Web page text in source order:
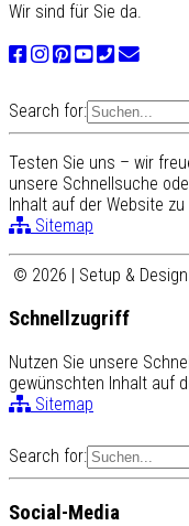
Wir sind für Sie da.
Search for:
Testen Sie uns – wir
unsere Schnellsuche
Inhalt auf der Website
Sitemap
© 2026 | Setup &
Schnellzugriff
Nutzen Sie unsere
gewünschten Inhalt auf
Sitemap
Search for:
Social-Media